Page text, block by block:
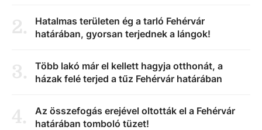
2.
Hatalmas területen ég a tarló Fehérvár
határában, gyorsan terjednek a lángok!
3.
Több lakó már el kellett hagyja otthonát, a
házak felé terjed a tűz Fehérvár határában
4.
Az összefogás erejével oltották el a Fehérvár
határában tomboló tüzet!